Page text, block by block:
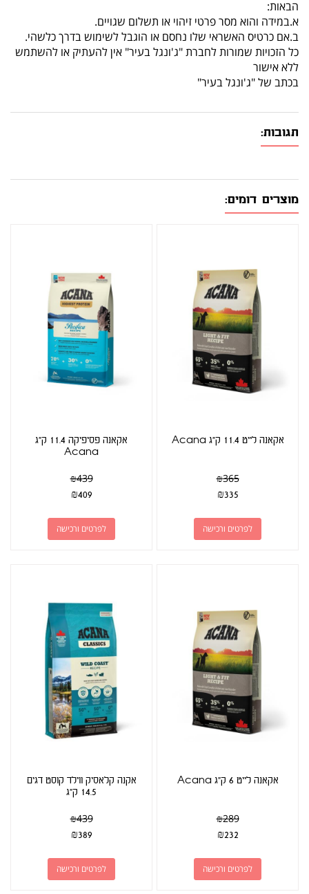
הבאות:
א.במידה והוא מסר פרטי זיהוי או תשלום שגויים.
ב.אם כרטיס האשראי שלו נחסם או הוגבל לשימוש בדרך כלשהי.
כל הזכויות שמורות לחברת "ג'ונגל בעיר" אין להעתיק או להשתמש
ללא אישור
בכתב של "ג'ונגל בעיר"
תגובות:
מוצרים דומים:
אקאנה לייט 11.4 ק"ג Acana
₪365
₪335
לפרטים ורכישה
אקאנה פסיפיקה 11.4 ק"ג
Acana
₪439
₪409
לפרטים ורכישה
אקאנה לייט 6 ק"ג Acana
₪289
₪232
לפרטים ורכישה
אקנה קלאסיק ווילד קוסט דגים
14.5 ק"ג
₪439
₪389
לפרטים ורכישה